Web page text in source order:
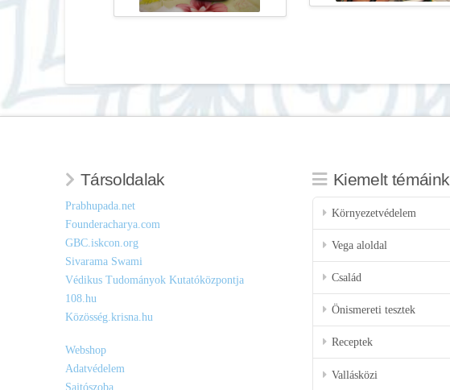
Társoldalak
Prabhupada.net
Founderacharya.com
GBC.iskcon.org
Sivarama Swami
Védikus Tudományok Kutatóközpontja
108.hu
Közösség.krisna.hu
Webshop
Adatvédelem
Sajtószoba
Kiemelt témáink
Környezetvédelem
Vega aloldal
Család
Önismereti tesztek
Receptek
Vallásközi